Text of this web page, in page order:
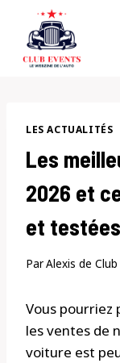
content
LES ACTUALITÉS
Les
2026 et
et testées
ParAlexis de
Vous pourriez
les ventes de
voiture est